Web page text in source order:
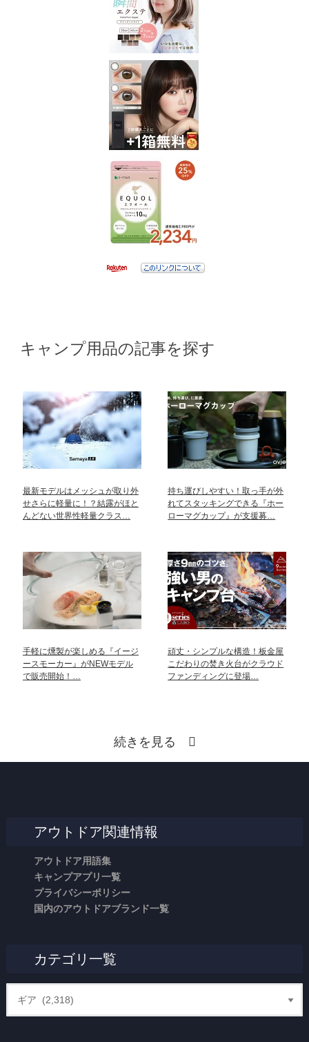
キャンプ用品の記事を探す
最新モデルはメッシュが取り外
せさらに軽量に！？結露がほと
んどない世界性軽量クラス…
持ち運びしやすい！取っ手が外
れてスタッキングできる『ホー
ローマグカップ』が支援募…
手軽に燻製が楽しめる『イージ
ースモーカー』がNEWモデル
で販売開始！…
頑丈・シンプルな構造！板金屋
こだわりの焚き火台がクラウド
ファンディングに登場…
続きを見る
アウトドア関連情報
アウトドア用語集
キャンプアプリ一覧
プライバシーポリシー
国内のアウトドアブランド一覧
カテゴリ一覧